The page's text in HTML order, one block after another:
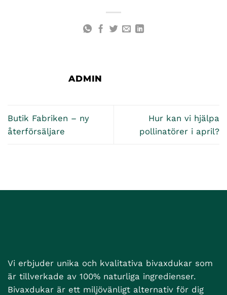
ADMIN
Butik Fabriken – ny
återförsäljare
Hur kan vi hjälpa
pollinatörer i april?
Vi erbjuder unika och kvalitativa bivaxdukar som
är tillverkade av 100% naturliga ingredienser.
Bivaxdukar är ett miljövänligt alternativ för dig